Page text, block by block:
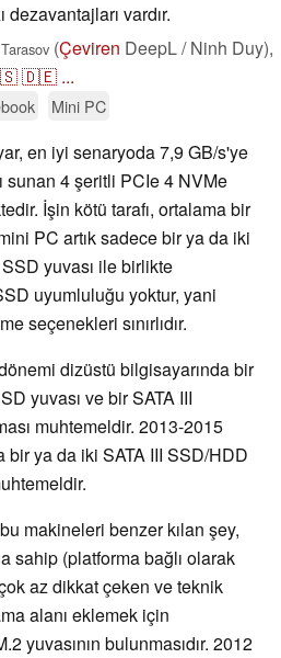
dezavantajları vardır.
(Çeviren DeepL / Ninh Duy),
🇩🇪 ...
Mini PC
en iyi senaryoda 7,9 GB/s'ye
sunan 4 şeritli PCIe 4 NVMe
İşin kötü tarafı, ortalama bir
PC artık sadece bir ya da iki
yuvası ile birlikte
uyumluluğu yoktur, yani
seçenekleri sınırlıdır.
dizüstü bilgisayarında bir
yuvası ve bir SATA III
muhtemeldir. 2013-2015
bir ya da iki SATA III SSD/HDD
makineleri benzer kılan şey,
sahip (platforma bağlı olarak
az dikkat çeken ve teknik
alanı eklemek için
yuvasının bulunmasıdır. 2012